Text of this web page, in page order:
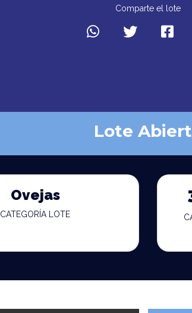
Comparte el lote
Lote
Ovejas
CATEGORÍA LOTE